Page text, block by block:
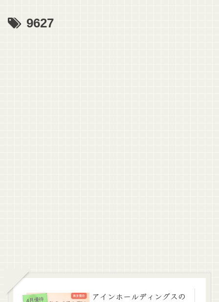
9627
4月優待
アインホールディングスの